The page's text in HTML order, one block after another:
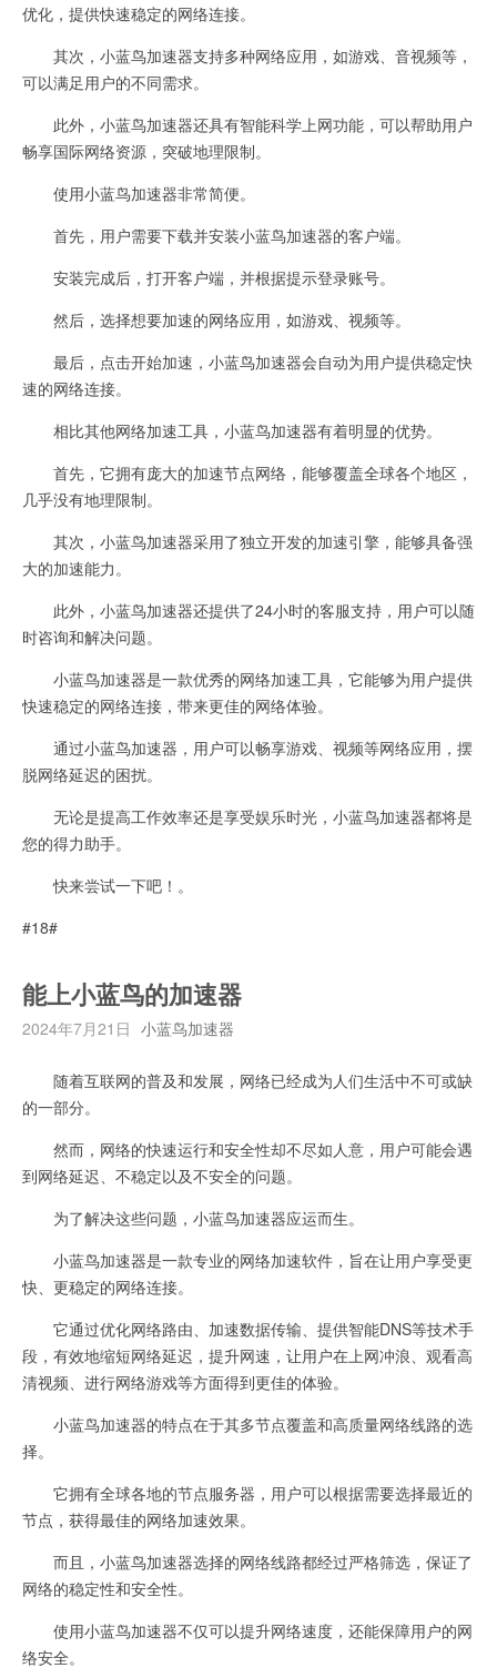
优化，提供快速稳定的网络连接。
其次，小蓝鸟加速器支持多种网络应用，如游戏、音视频等，
可以满足用户的不同需求。
此外，小蓝鸟加速器还具有智能科学上网功能，可以帮助用户
畅享国际网络资源，突破地理限制。
使用小蓝鸟加速器非常简便。
首先，用户需要下载并安装小蓝鸟加速器的客户端。
安装完成后，打开客户端，并根据提示登录账号。
然后，选择想要加速的网络应用，如游戏、视频等。
最后，点击开始加速，小蓝鸟加速器会自动为用户提供稳定快
速的网络连接。
相比其他网络加速工具，小蓝鸟加速器有着明显的优势。
首先，它拥有庞大的加速节点网络，能够覆盖全球各个地区，
几乎没有地理限制。
其次，小蓝鸟加速器采用了独立开发的加速引擎，能够具备强
大的加速能力。
此外，小蓝鸟加速器还提供了24小时的客服支持，用户可以随
时咨询和解决问题。
小蓝鸟加速器是一款优秀的网络加速工具，它能够为用户提供
快速稳定的网络连接，带来更佳的网络体验。
通过小蓝鸟加速器，用户可以畅享游戏、视频等网络应用，摆
脱网络延迟的困扰。
无论是提高工作效率还是享受娱乐时光，小蓝鸟加速器都将是
您的得力助手。
快来尝试一下吧！。
#18#
能上小蓝鸟的加速器
2024年7月21日 小蓝鸟加速器
随着互联网的普及和发展，网络已经成为人们生活中不可或缺
的一部分。
然而，网络的快速运行和安全性却不尽如人意，用户可能会遇
到网络延迟、不稳定以及不安全的问题。
为了解决这些问题，小蓝鸟加速器应运而生。
小蓝鸟加速器是一款专业的网络加速软件，旨在让用户享受更
快、更稳定的网络连接。
它通过优化网络路由、加速数据传输、提供智能DNS等技术手
段，有效地缩短网络延迟，提升网速，让用户在上网冲浪、观看高
清视频、进行网络游戏等方面得到更佳的体验。
小蓝鸟加速器的特点在于其多节点覆盖和高质量网络线路的选
择。
它拥有全球各地的节点服务器，用户可以根据需要选择最近的
节点，获得最佳的网络加速效果。
而且，小蓝鸟加速器选择的网络线路都经过严格筛选，保证了
网络的稳定性和安全性。
使用小蓝鸟加速器不仅可以提升网络速度，还能保障用户的网
络安全。